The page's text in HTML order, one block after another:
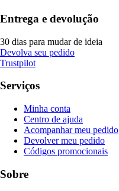
Entrega e devolução
30 dias para mudar de ideia
Devolva seu pedido
Trustpilot
Serviços
Minha conta
Centro de ajuda
Acompanhar meu pedido
Devolver meu pedido
Códigos promocionais
Sobre